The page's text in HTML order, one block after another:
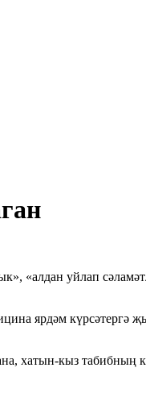
«алдан уйлап
ярдәм күрсәтергә
хатын-кыз